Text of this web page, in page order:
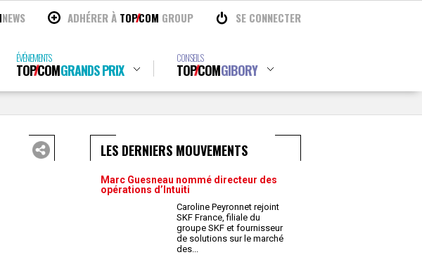
NEWS ADHÉRER À TOPCOM GROUP SE CONNECTER
ÉVÉNEMENTS
TOPCOMGRANDS PRIX
CONSEILS
TOPCOMGIBORY
LES DERNIERS MOUVEMENTS
Marc Guesneau nommé directeur des
opérations d’Intuiti
Caroline Peyronnet rejoint
SKF France, filiale du
groupe SKF et fournisseur
de solutions sur le marché
des...